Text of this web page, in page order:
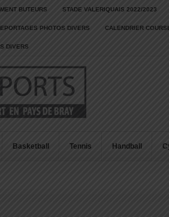
BUTEURS STADE VALERIQUAIS 2022/2023
PHOTOS DIVERS CALENDRIER
DIVERS
Basketball Tennis Handball